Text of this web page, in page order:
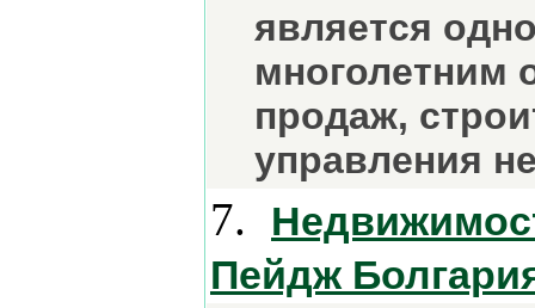
является
многолетним
продаж,
управления
7.
Пейдж